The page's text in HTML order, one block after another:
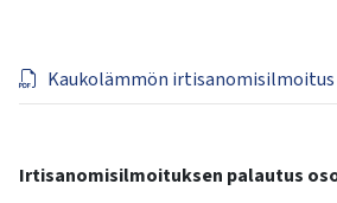
Kaukolämmön irtisanomisilmoitus
Irtisanomisilmoituksen palautus